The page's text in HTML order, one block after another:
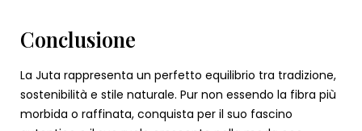
Conclusione
La Juta rappresenta un perfetto equilibrio tra tradizione,
sostenibilità e stile naturale. Pur non essendo la fibra più
morbida o raffinata, conquista per il suo fascino